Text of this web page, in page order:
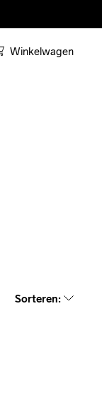
Winkelwagen
Sorteren: